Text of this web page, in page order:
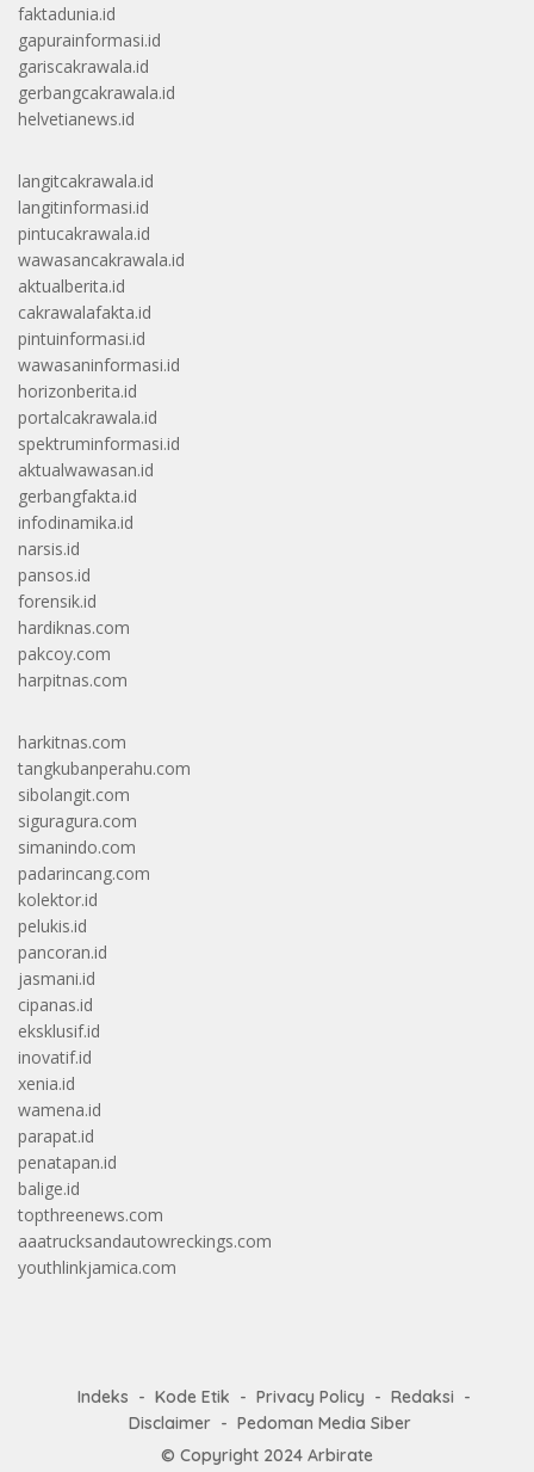
faktadunia.id
gapurainformasi.id
gariscakrawala.id
gerbangcakrawala.id
helvetianews.id
langitcakrawala.id
langitinformasi.id
pintucakrawala.id
wawasancakrawala.id
aktualberita.id
cakrawalafakta.id
pintuinformasi.id
wawasaninformasi.id
horizonberita.id
portalcakrawala.id
spektruminformasi.id
aktualwawasan.id
gerbangfakta.id
infodinamika.id
narsis.id
pansos.id
forensik.id
hardiknas.com
pakcoy.com
harpitnas.com
harkitnas.com
tangkubanperahu.com
sibolangit.com
siguragura.com
simanindo.com
padarincang.com
kolektor.id
pelukis.id
pancoran.id
jasmani.id
cipanas.id
eksklusif.id
inovatif.id
xenia.id
wamena.id
parapat.id
penatapan.id
balige.id
topthreenews.com
aaatrucksandautowreckings.com
youthlinkjamica.com
Indeks Kode Etik Privacy Policy
Redaksi
Disclaimer
Pedoman Media Siber
© Copyright 2024 Arbirate